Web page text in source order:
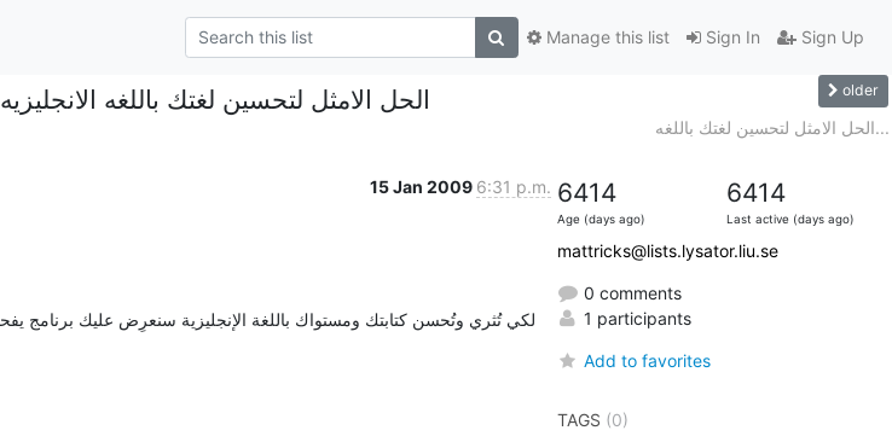
Sign In Sign Up
Manage this list
الحل الامثل لتحسين لغتك باللغه الانجليزيه older
الحل الامثل لتحسين لغتك باللغه...
15 Jan 2009 6:31 p.m. 6414
Age (days ago)
6414
Last active (days ago)
mattricks@lists.lysator.liu.se
0 comments
1 participants
Add to favorites
TAGS (0)